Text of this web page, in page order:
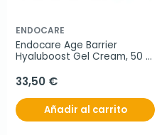
ENDOCARE
Endocare Age Barrier
Hyaluboost Gel Cream, 50
33,50 €
Añadir al carrito